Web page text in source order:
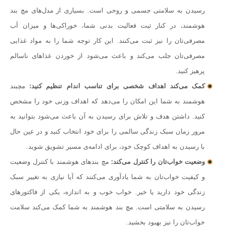
رسیدن به سلامتی جسمی و روحی است. بسیاری از مدل‌های مچ بند
هوشمند، در کنار ثبت فعالیت بدنی شما، خوراکی‌ها و میزان آب
مصرفی‌تان را نیز ثبت می‌کنند. این کار توجه شما را به مواد غذایی
مصرفی‌تان جلب می‌کند و باعث می‌شود از خوردن غذاهای ناسالم
پرهیز کنید.
کمک می‌کند اهداف شخصی برای تناسب اندام تنظیم کنید: مچبند
هوشمند به شما این امکان را می‌دهد که اهداف وزنی خود را مشخص
کنید. داشتن هدف و تلاش برای رسیدن به آن باعث می‌شود بتوانید به
مرور زمان سبک زندگی سالمی را برای خود انتخاب کنید و در عین حال
با رسیدن به اهداف کوچک خود، برای ادامه‌ی مسیر تشویق شوید.
وضعیت خواب‌تان را کنترل می‌‌کند: مچ بندهای هوشمند با کنترل وضعیت
و کیفیت خواب‌‌تان به شما یادآوری می‌کنند که آیا نیازی به تغییر سبک
زندگی خود دارید یا خیر. خواب خوب و به اندازه، یکی از فاکتورهای
رسیدن به سلامتی است. مچ بند هوشمند به شما کمک می‌کند سلامت
خواب‌تان را نیز بهبود بخشید.